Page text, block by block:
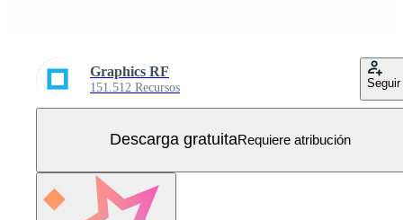
Graphics RF
151.512 Recursos Seguir
Descarga gratuitaRequiere atribución